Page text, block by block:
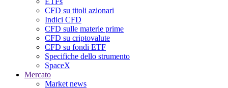
CFD su titoli azionari
Indici CFD
CFD sulle materie prime
CFD su criptovalute
CFD su fondi ETF
Specifiche dello strumento
SpaceX
Mercato
Market news